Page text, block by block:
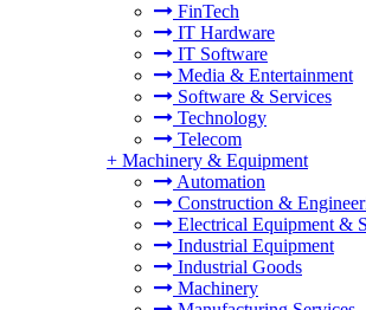
FinTech
IT Hardware
IT Software
Media & Entertainment
Software & Services
Technology
Telecom
+ Machinery & Equipment
Automation
Construction &
Electrical Equipment &
Industrial Equipment
Industrial Goods
Machinery